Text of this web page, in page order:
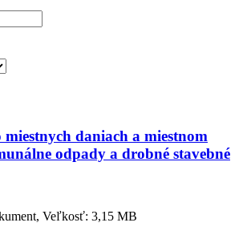
daniach a miestnom
odpady a drobné stavebné
Veľkosť: 3,15 MB